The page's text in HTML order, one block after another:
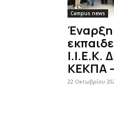
Campus news
Έναρξη
Ι.Ι.Ε.Κ.
ΚΕΚΠΑ
22 Οκτωβρίου